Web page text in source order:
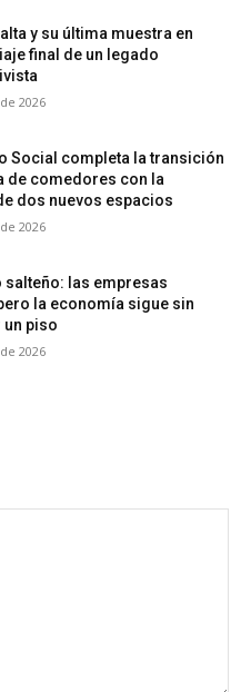
y su última muestra en
final de un legado
2026
Social completa la transición
de comedores con la
dos nuevos espacios
2026
salteño: las empresas
la economía sigue sin
un piso
2026